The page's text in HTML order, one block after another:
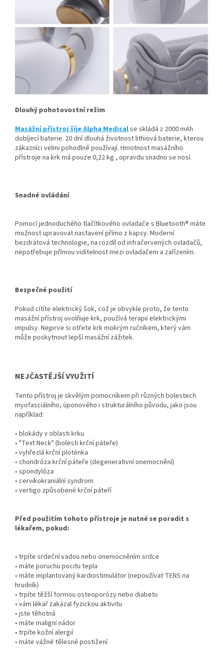
Dlouhý pohotovostní režim
Masážní přístroj šíje Alpha Medicalse skládá z 2000 mAh
dobíjecí baterie. 20 dní dlouhá životnost lithiová baterie, kterou
zákazníci velmi pohodlně používají. Hmotnost masážního
přístroje na krk má pouze 0,22 kg , opravdu snadno se nosí.
Snadné ovládání
Pomocí jednoduchého tlačítkového ovladače s Bluetooth® máte
možnost upravovat nastavení přímo z kapsy. Moderní
bezdrátová technologie, na rozdíl od infračervených ovladačů,
nepotřebuje přímou viditelnost mezi ovladačem a zařízením.
Bezpečné použití
Pokud cítíte elektrický šok, což je obvykle proto, že tento
masážní přístroj uvolňuje krk, používá terapii elektrickými
impulsy. Nejprve si otřete krk mokrým ručníkem, který vám
může poskytnout lepší masážní zážitek.
NEJČASTĚJŠÍ VYUŽITÍ
Tento přístroj je skvělým pomocníkem při různých bolestech
myofasciálního, úponového i strukturálního původu, jako jsou
například:
• blokády v oblasti krku
• "Text Neck" (bolesti krční páteře)
• vyhřezlá krční ploténka
• chondróza krční páteře (degenerativní onemocnění)
• spondylóza
• cervikokraniální syndrom
• vertigo způsobené krční páteří
Před použitím tohoto přístroje je nutné se poradit s
lékařem, pokud:
• trpíte srdeční vadou nebo onemocněním srdce
• máte poruchu pocitu tepla
• máte implantovaný kardiostimulátor (nepoužívat TENS na
hrudník)
• trpíte těžší formou osteoporózy nebo diabetu
• vám lékař zakázal fyzickou aktivitu
• jste těhotná
• máte maligní nádor
• trpíte kožní alergií
• máte vážné tělesné postižení